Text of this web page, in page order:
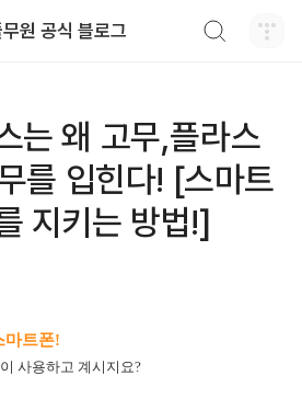
원 공식 블로그
는 왜 고무,플라스
를 입힌다! [스마트
지키는 방법!]
마트폰!
사용하고 계시지요?